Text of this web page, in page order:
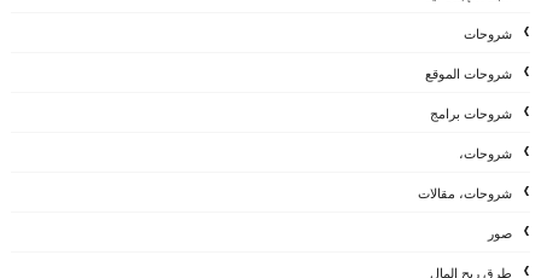
شروحات
شروحات الموقع
شروحات برامج
شروحات،
شروحات، مقالات
صور
طرق ربح المال